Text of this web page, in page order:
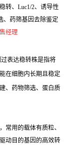
转、Luc1/2、诱导性
、药筛基因去除鉴定
经理
表达稳转株是指将
在细胞内长期且稳定
、药物筛选、蛋白质
常用的载体有质粒、
动目的基因的高效转